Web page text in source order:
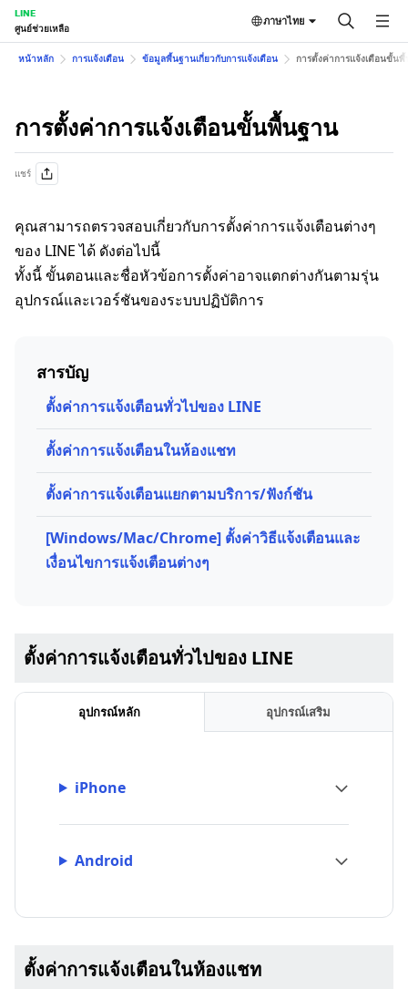
LINE
ศูนย์ช่วยเหลือ
ภาษาไทย
หน้าหลัก การแจ้งเตือน ข้อมูลพื้นฐานเกี่ยวกับการแจ้งเตือน การตั้งค่าการแจ้งเตือนขั้น
การตั้งค่าการแจ้งเตือนขั้นพื้นฐาน
แชร์
คุณสามารถตรวจสอบเกี่ยวกับการตั้งค่าการแจ้งเตือนต่างๆ
ของ LINE ได้ ดังต่อไปนี้
ทั้งนี้ ขั้นตอนและชื่อหัวข้อการตั้งค่าอาจแตกต่างกันตามรุ่น
อุปกรณ์และเวอร์ชันของระบบปฏิบัติการ
สารบัญ
ตั้งค่าการแจ้งเตือนทั่วไปของ LINE
ตั้งค่าการแจ้งเตือนในห้องแชท
ตั้งค่าการแจ้งเตือนแยกตามบริการ/ฟังก์ชัน
[Windows/Mac/Chrome] ตั้งค่าวิธีแจ้งเตือนและ
เงื่อนไขการแจ้งเตือนต่างๆ
ตั้งค่าการแจ้งเตือนทั่วไปของ LINE
อุปกรณ์หลัก อุปกรณ์เสริม
iPhone
Android
ตั้งค่าการแจ้งเตือนในห้องแชท